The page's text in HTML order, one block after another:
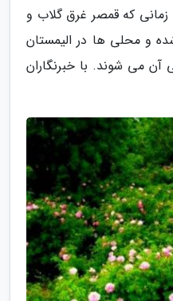
زمانی که قمصر غرق گلاب و
و محلی ها در الیمستان
آن می شوند. با خبرنگاران